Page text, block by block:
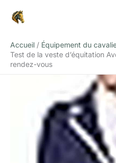
Accueil
Équipement du
Test de la veste d’équitation
rendez-vous